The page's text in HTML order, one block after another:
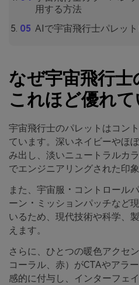
用する方法
AIで宇宙飛行士パレッ
なぜ宇宙飛行
これほど優れ
宇宙飛行士のパレットはコン
ています。深いネイビーやほ
み出し、淡いニュートラルカ
でエンジニアリングされた印象
また、宇宙服・コントロール
ーン・ミッションパッチなど
いるため、現代技術や科学、
えます。
さらに、ひとつの暖色アクセ
コーラル、赤）がCTAやアラ
感的に付与し、インターフェ